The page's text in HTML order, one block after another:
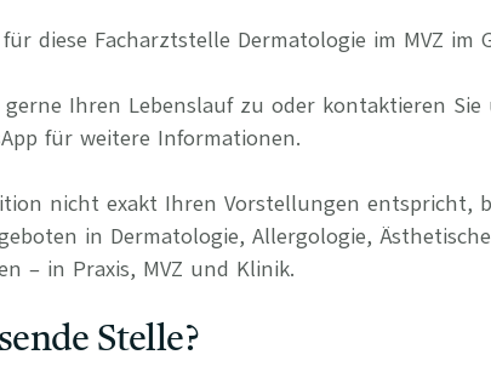
diese Facharztstelle Dermatologie im MVZ im
gerne Ihren Lebenslauf zu oder kontaktieren
für weitere Informationen.
nicht exakt Ihren Vorstellungen entspricht,
in Dermatologie, Allergologie,
– in Praxis, MVZ und Klinik.
Stelle?